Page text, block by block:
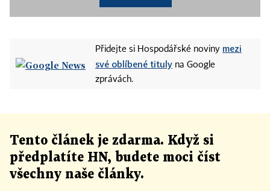
Přidejte si Hospodářské noviny mezi
své oblíbené tituly na Google
zprávách.
Tento článek je zdarma. Když si
předplatíte HN, budete moci číst
všechny naše články.